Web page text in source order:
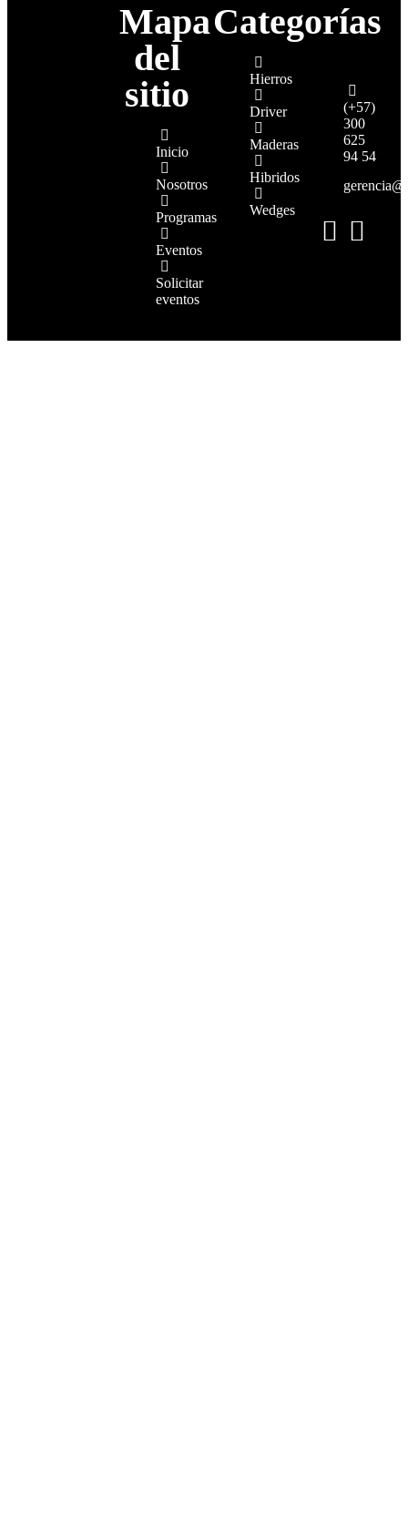
Mapa
del
sitio
Inicio
Nosotros
Programas
Eventos
Solicitar
eventos
Categorías
Hierros
Driver
Maderas
Hibridos
Wedges
(+57)
300
625
94 54